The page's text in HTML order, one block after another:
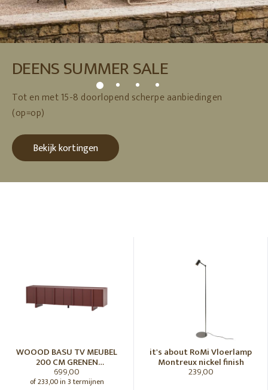
DEENS SUMMER SALE
Tot en met 15-8 doorlopend scherpe aanbiedingen
(op=op)
Bekijk kortingen
WOOOD BASU TV MEUBEL
200 CM GRENEN
BORDEAUXROOD [fsc]
699,00
of 233,00 in 3 termijnen
it's about RoMi Vloerlamp
Montreux nickel finish
239,00